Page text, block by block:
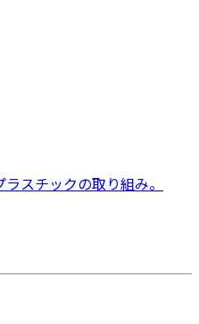
スチックの取り組み。